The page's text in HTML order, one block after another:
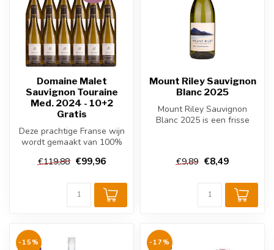
Domaine Malet
Sauvignon Touraine
Med. 2024 - 10+2
Gratis
Deze prachtige Franse wijn
wordt gemaakt van 100%
De wi...
€119,88 €99,96
Mount Riley Sauvignon
Blanc 2025
Mount Riley Sauvignon
Blanc 2025 is een frisse
€9,89 €8,49
-15% -17%